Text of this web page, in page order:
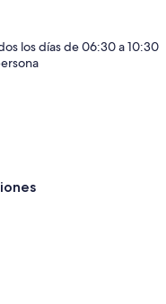
los días de 06:30 a 10:30